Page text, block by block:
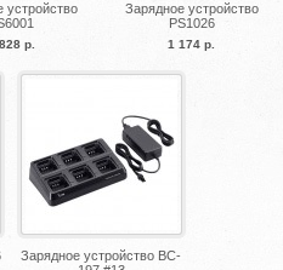
устройство
р.
Зарядное устройство
PS1026
1 174 р.
Зарядное устройство BC-